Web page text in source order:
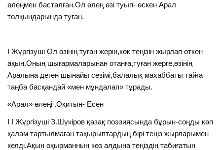
өлеңмен басталған.Ол өлең өзі туып- өскен Арал
толқындарында туған.
I Жүргізуші Ол өзінің туған жерін,көк теңізін жырлап өткен
ақын.Оның шығармаларынан отанға,туған жерге,өзінің
Аралына деген шынайы сезімі,балалық махаббаты тайға
таңба басқандай «мен мұндалап» тұрады.
«Арал» өлеңі .Оқитын- Есен
I I Жүргізуші З.Шүкіров қазақ поэзиясында бұрын-соңды көп
қалам тартылмаған тақырыптардың бірі теңіз жырларымен
келді.Ақын оқырманның көз алдына теңіздің табиғатын